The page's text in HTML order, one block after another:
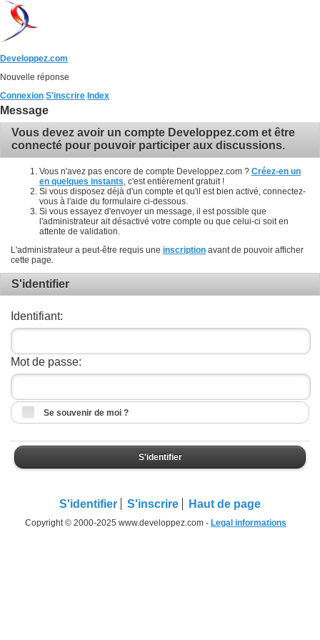
Developpez.com
Nouvelle réponse
Connexion S'inscrire Index
Message
Vous devez avoir un compte Developpez.com et être
connecté pour pouvoir participer aux discussions.
Vous n'avez pas encore de compte Developpez.com ? Créez-en un
en quelques instants , c'est entièrement gratuit !
Si vous disposez déjà d'un compte et qu'il est bien activé, connectez-
vous à l'aide du formulaire ci-dessous.
Si vous essayez d'envoyer un message, il est possible que
l'administrateur ait désactivé votre compte ou que celui-ci soit en
attente de validation.
L'administrateur a peut-être requis une inscription avant de pouvoir afficher
cette page.
S'identifier
Identifiant:
Mot de passe:
Se souvenir de moi ?
S'identifier
S'identifier S'inscrire Haut de page
Copyright © 2000-2025 www.developpez.com - Legal informations